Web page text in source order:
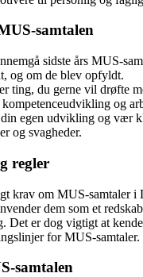
samtalen
sidste års MUS-
og om de blev opfyldt.
ting, du gerne vil drøfte
kompetenceudvikling og
egen udvikling og vær
og svagheder.
regler
krav om MUS-samtaler i
dem som et
Det er dog vigtigt at
for MUS-samtaler.
samtalen